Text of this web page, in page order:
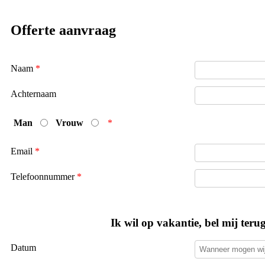
Offerte aanvraag
Naam *
Achternaam
Man Vrouw *
Email *
Telefoonnummer *
Ik wil op vakantie, bel mij terug
Datum